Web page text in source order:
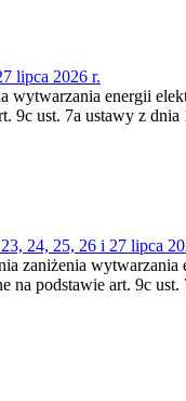
lipca 2026 r.
energii
9c ust. 7a ustawy z
24, 25, 26 i 27 lipca
zaniżenia
na podstawie art. 9c